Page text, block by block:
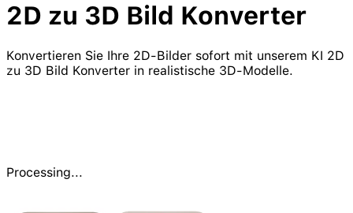
2D zu 3D Bild Konverter
Konvertieren Sie Ihre 2D-Bilder sofort mit unserem KI 2D
zu 3D Bild Konverter in realistische 3D-Modelle.
Processing...